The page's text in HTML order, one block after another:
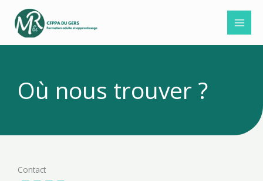
contenu
Où nous trouver ?
Contact